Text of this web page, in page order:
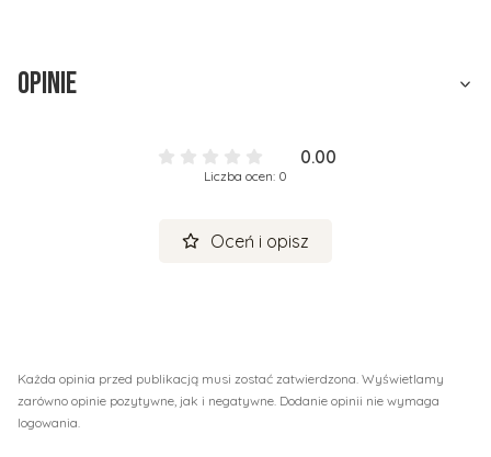
Opinie
0.00
Liczba ocen: 0
Oceń i opisz
Każda opinia przed publikacją musi zostać zatwierdzona. Wyświetlamy
zarówno opinie pozytywne, jak i negatywne. Dodanie opinii nie wymaga
logowania.